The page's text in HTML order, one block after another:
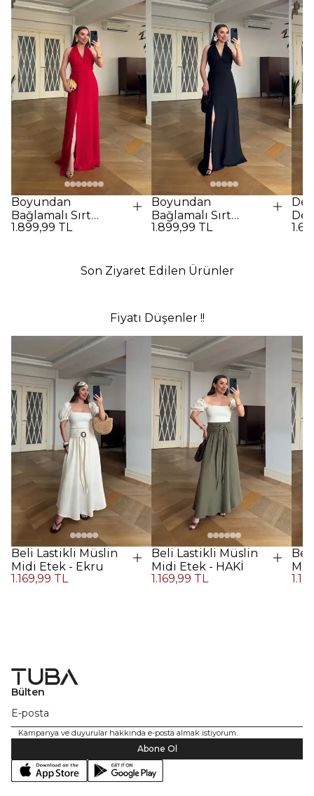
Boyundan
Bağlamalı Sırt
Dekolteli Uzun
1.899,99 TL
Boyundan
Bağlamalı Sırt
Dekolteli Uzun
1.899,99 TL
Son Ziyaret Edilen Ürünler
Fiyatı Düşenler !!
Beli Lastikli Müslin
Midi Etek - Ekru
1.169,99 TL
Beli Lastikli Müslin
Midi Etek - HAKİ
1.169,99 TL
Bülten
Kampanya ve duyurular hakkında e-posta almak istiyorum.
Abone Ol